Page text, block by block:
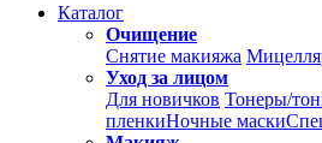
Каталог
Очищение
Снятие макияжа
Уход за лицом
Для новичков Тонеры/
пленкиНочные маски